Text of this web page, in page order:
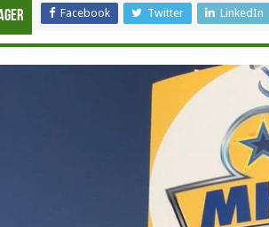
Facebook Twitter LinkedIn